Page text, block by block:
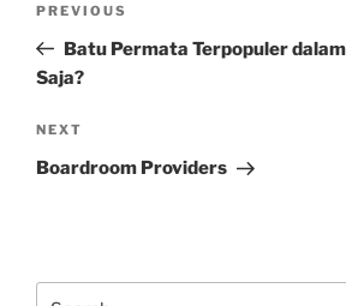
Previous
Post
PREVIOUS
Batu Permata Terpopuler
Saja?
Next
Post
NEXT
Boardroom Providers